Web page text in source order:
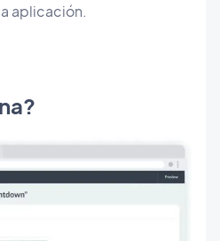
aplicación.